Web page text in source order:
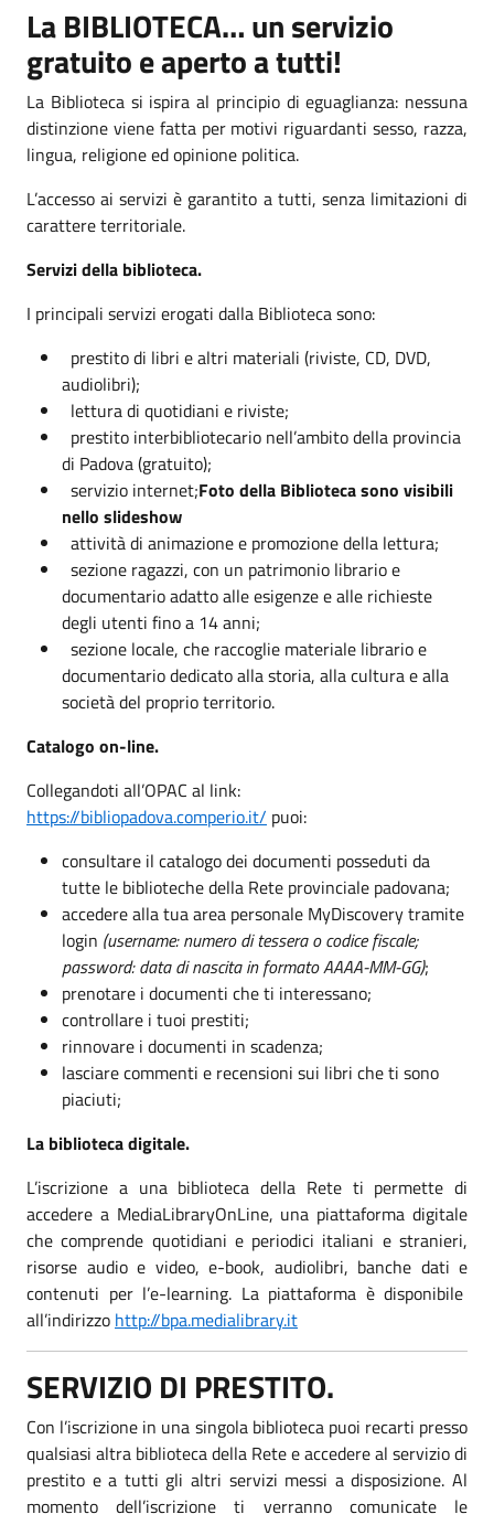
La BIBLIOTECA… un servizio
gratuito e aperto a tutti!
La Biblioteca si ispira al principio di eguaglianza: nessuna
distinzione viene fatta per motivi riguardanti sesso, razza,
lingua, religione ed opinione politica.
L’accesso ai servizi è garantito a tutti, senza limitazioni di
carattere territoriale.
Servizi della biblioteca.
I principali servizi erogati dalla Biblioteca sono:
prestito di libri e altri materiali (riviste, CD, DVD,
audiolibri);
lettura di quotidiani e riviste;
prestito interbibliotecario nell’ambito della provincia
di Padova (gratuito);
servizio internet;Foto della Biblioteca sono visibili
nello slideshow
attività di animazione e promozione della lettura;
sezione ragazzi, con un patrimonio librario e
documentario adatto alle esigenze e alle richieste
degli utenti fino a 14 anni;
sezione locale, che raccoglie materiale librario e
documentario dedicato alla storia, alla cultura e alla
società del proprio territorio.
Catalogo on-line.
Collegandoti all’OPAC al link:
https://bibliopadova.comperio.it/ puoi:
consultare il catalogo dei documenti posseduti da
tutte le biblioteche della Rete provinciale padovana;
accedere alla tua area personale MyDiscovery tramite
login (username: numero di tessera o codice fiscale;
password: data di nascita in formato AAAA-MM-GG);
prenotare i documenti che ti interessano;
controllare i tuoi prestiti;
rinnovare i documenti in scadenza;
lasciare commenti e recensioni sui libri che ti sono
piaciuti;
La biblioteca digitale.
L’iscrizione a una biblioteca della Rete ti permette di
accedere a MediaLibraryOnLine, una piattaforma digitale
che comprende quotidiani e periodici italiani e stranieri,
risorse audio e video, e-book, audiolibri, banche dati e
contenuti per l’e-learning. La piattaforma è disponibile
all’indirizzo http://bpa.medialibrary.it
SERVIZIO DI PRESTITO.
Con l’iscrizione in una singola biblioteca puoi recarti presso
qualsiasi altra biblioteca della Rete e accedere al servizio di
prestito e a tutti gli altri servizi messi a disposizione. Al
momento dell’iscrizione ti verranno comunicate le